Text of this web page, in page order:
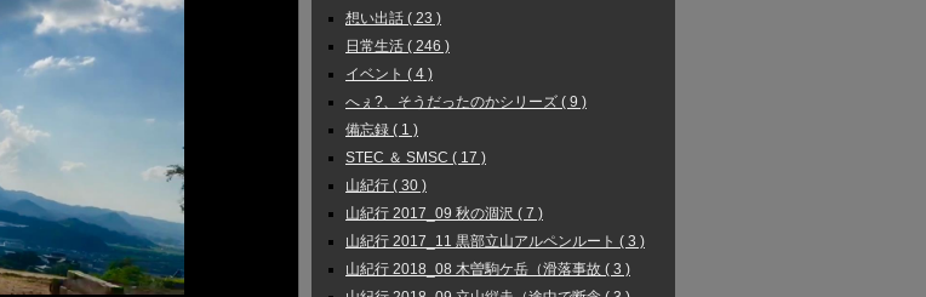
想い出話 ( 23 )
日常生活 ( 246 )
イベント ( 4 )
へぇ?、そうだったのかシリーズ ( 9 )
備忘録 ( 1 )
STEC ＆ SMSC ( 17 )
山紀行 ( 30 )
山紀行 2017_09 秋の涸沢 ( 7 )
山紀行 2017_11 黒部立山アルペンルート ( 3 )
山紀行 2018_08 木曽駒ケ岳（滑落事故 ( 3 )